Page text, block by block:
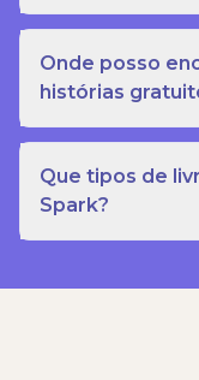
Onde posso
histórias
Que tipos de
Spark?